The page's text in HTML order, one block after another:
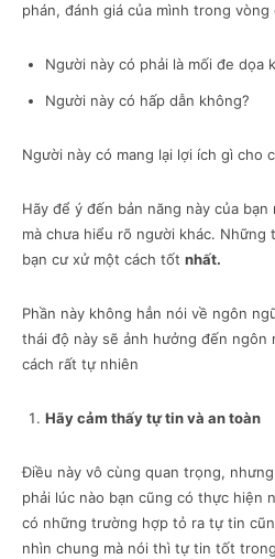
phán, đánh giá của mình trong vòng
Người này có phải là mối đe dọa
Người này có hấp dẫn không?
Người này có mang lại lợi ích gì cho
Hãy để ý đến bản năng này của
mà chưa hiểu rõ người khác.
bạn cư xử một cách tốt nhất.
Phần này không hẳn nói về ngôn
thái độ này sẽ ảnh hưởng đến ngôn
cách rất tự nhiên
Hãy cảm thấy tự tin và an toàn
Điều này vô cùng quan trọng,
phải lúc nào bạn cũng có thực hiện
có những trường hợp tỏ ra tự tin
nhìn chung mà nói thì tự tin tốt